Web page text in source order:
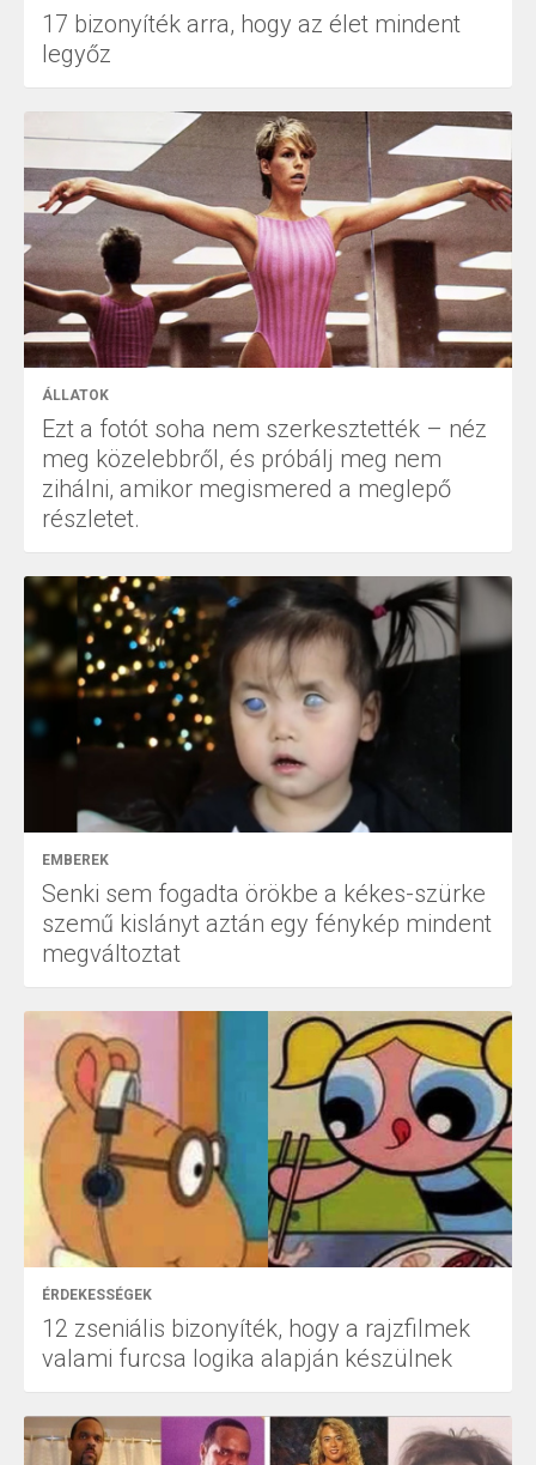
17 bizonyíték arra, hogy az élet mindent
legyőz
ÁLLATOK
Ezt a fotót soha nem szerkesztették – néz
meg közelebbről, és próbálj meg nem
zihálni, amikor megismered a meglepő
részletet.
EMBEREK
Senki sem fogadta örökbe a kékes-szürke
szemű kislányt aztán egy fénykép mindent
megváltoztat
ÉRDEKESSÉGEK
12 zseniális bizonyíték, hogy a rajzfilmek
valami furcsa logika alapján készülnek